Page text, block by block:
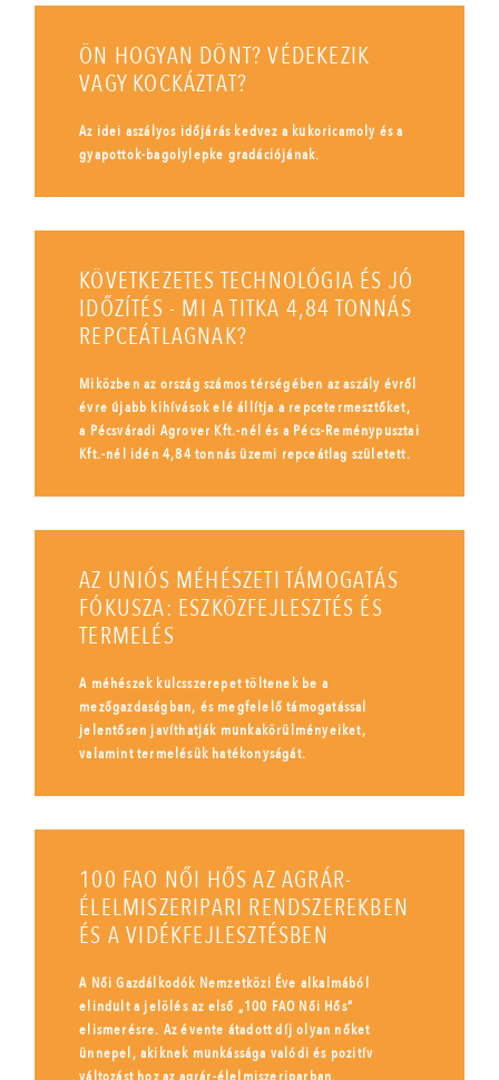
ÖN HOGYAN DÖNT? VÉDEKEZIK
VAGY KOCKÁZTAT?
Az idei aszályos időjárás kedvez a kukoricamoly és a
gyapottok-bagolylepke gradációjának.
KÖVETKEZETES TECHNOLÓGIA ÉS JÓ
IDŐZÍTÉS - MI A TITKA 4,84 TONNÁS
REPCEÁTLAGNAK?
Miközben az ország számos térségében az aszály évről
évre újabb kihívások elé állítja a repcetermesztőket,
a Pécsváradi Agrover Kft.-nél és a Pécs-Reménypusztai
Kft.-nél idén 4,84 tonnás üzemi repceátlag született.
AZ UNIÓS MÉHÉSZETI TÁMOGATÁS
FÓKUSZA: ESZKÖZFEJLESZTÉS ÉS
TERMELÉS
A méhészek kulcsszerepet töltenek be a
mezőgazdaságban, és megfelelő támogatással
jelentősen javíthatják munkakörülményeiket,
valamint termelésük hatékonyságát.
100 FAO NŐI HŐS AZ AGRÁR-
ÉLELMISZERIPARI RENDSZEREKBEN
ÉS A VIDÉKFEJLESZTÉSBEN
A Női Gazdálkodók Nemzetközi Éve alkalmából
elindult a jelölés az első „100 FAO Női Hős”
elismerésre. Az évente átadott díj olyan nőket
ünnepel, akiknek munkássága valódi és pozitív